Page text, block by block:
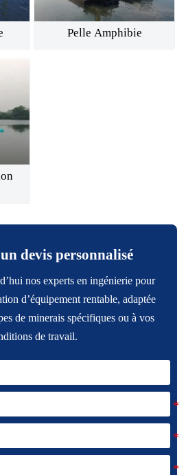
Pelle Amphibie
devis personnalisé
nos experts en ingénierie pour
d’équipement rentable, adaptée
de minerais spécifiques ou à vos
de travail.